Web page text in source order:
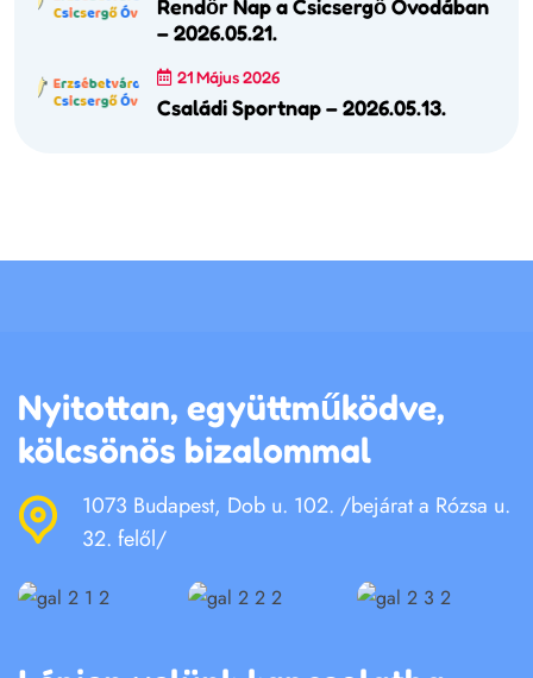
Rendőr Nap a Csicsergő Óvodában
– 2026.05.21.
21 Május 2026
Családi Sportnap – 2026.05.13.
Nyitottan, együttműködve,
kölcsönös bizalommal
1073 Budapest, Dob u. 102. /bejárat a Rózsa u.
32. felől/